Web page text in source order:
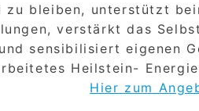
zu bleiben, unterstützt
verstärkt das
sensibilisiert eigenen
Heilstein-
Hier zum